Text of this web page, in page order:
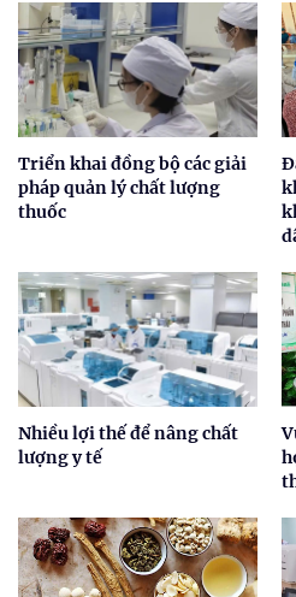
Triển khai đồng bộ các giải
pháp quản lý chất lượng
thuốc
Nhiều lợi thế để nâng chất
lượng y tế